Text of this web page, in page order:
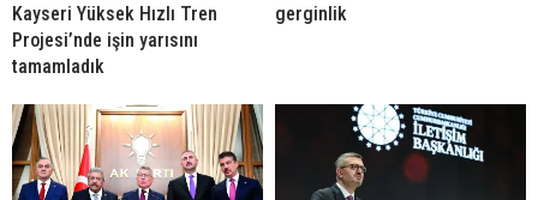
Kayseri Yüksek Hızlı Tren
Projesi’nde işin yarısını
tamamladık
gerginlik